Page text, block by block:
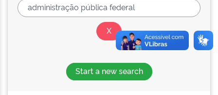
Start a new search